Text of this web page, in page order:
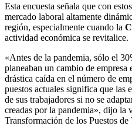
Esta encuesta señala que con
mercado laboral altamente
región, especialmente cuando la
actividad económica se revitalice.
«Antes de la pandemia, sólo el
planeaban un cambio de empresa
drástica caída en el número de
puestos actuales significa que las
de sus trabajadores si no se
creadas por la pandemia», dijo la
Transformación de los Puestos